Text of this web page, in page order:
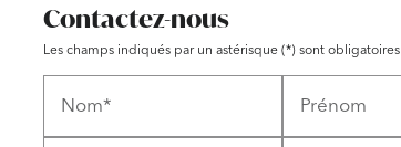
Contactez-nous
Les champs indiqués par un astérisque (*) sont obligatoires
Nom*
Prénom